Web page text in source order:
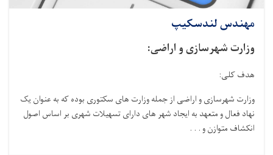
مهندس لندسکیپ
وزارت شهرسازی و اراضی:
هدف کلی:
وزارت شهرسازی و اراضی از جمله وزارت های سکتوری بوده که به عنوان یک
نهاد فعال و متعهد به ایجاد شهر های دارای تسهیلات شهری بر اساس اصول
انکشاف متوازن و . . .